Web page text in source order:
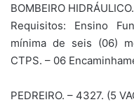
BOMBEIRO
Requisitos: Ensino
mínima de seis (06)
CTPS. – 06
PEDREIRO. – 4327. (5